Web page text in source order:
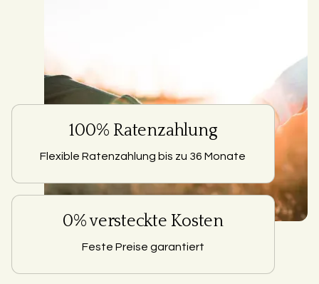
100% Ratenzahlung
Flexible Ratenzahlung bis zu 36 Monate
0% versteckte Kosten
Feste Preise garantiert